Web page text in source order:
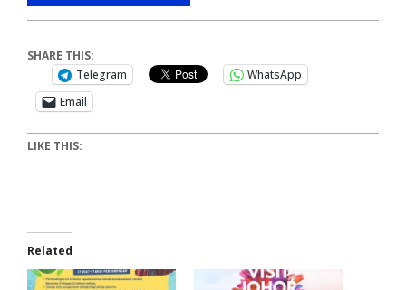
SHARE THIS:
Telegram
WhatsApp
Email
LIKE THIS:
Related